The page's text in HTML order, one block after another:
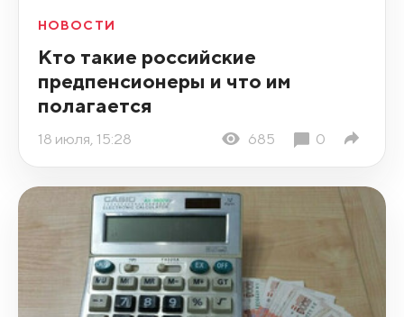
НОВОСТИ
Кто такие российские
предпенсионеры и что им
полагается
18 июля, 15:28 685 0